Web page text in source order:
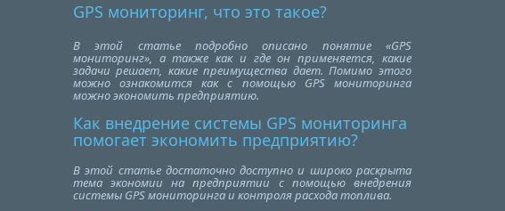
GPS мониторинг, что это такое?
В этой статье подробно описано понятие «GPS
мониторинг», а также как и где он применяется, какие
задачи решает, какие преимущества дает. Помимо этого
можно ознакомится как с помощью GPS мониторинга
можно экономить предприятию.
Как внедрение системы GPS мониторинга
помогает экономить предприятию?
В этой статье достаточно доступно и широко раскрыта
тема экономии на предприятии с помощью внедрения
системы GPS мониторинга и контроля расхода топлива.